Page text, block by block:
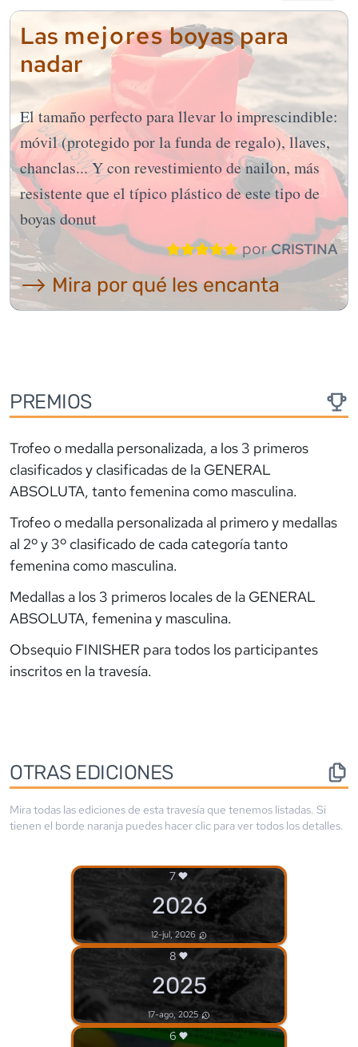
Las mejoresboyas para
nadar
El tamaño perfecto para llevar lo imprescindible:
móvil (protegido por la funda de regalo), llaves,
chanclas... Y con revestimiento de nailon, más
resistente que el típico plástico de este tipo de
boyas donut
porCRISTINA
⟶ Mira por qué les encanta
PREMIOS
Trofeo o medalla personalizada, a los 3 primeros
clasificados y clasificadas de la GENERAL
ABSOLUTA, tanto femenina como masculina.
Trofeo o medalla personalizada al primero y medallas
al 2º y 3º clasificado de cada categoría tanto
femenina como masculina.
Medallas a los 3 primeros locales de la GENERAL
ABSOLUTA, femenina y masculina.
Obsequio FINISHER para todos los participantes
inscritos en la travesía.
OTRAS EDICIONES
Mira todas las ediciones de esta travesía que tenemos listadas. Si
tienen el borde naranja puedes hacer clic para ver todos los detalles.
7
2026
12-jul, 2026
8
2025
17-ago, 2025
6